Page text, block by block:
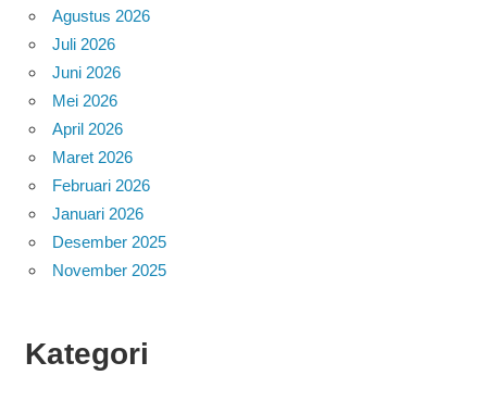
Agustus 2026
Juli 2026
Juni 2026
Mei 2026
April 2026
Maret 2026
Februari 2026
Januari 2026
Desember 2025
November 2025
Kategori